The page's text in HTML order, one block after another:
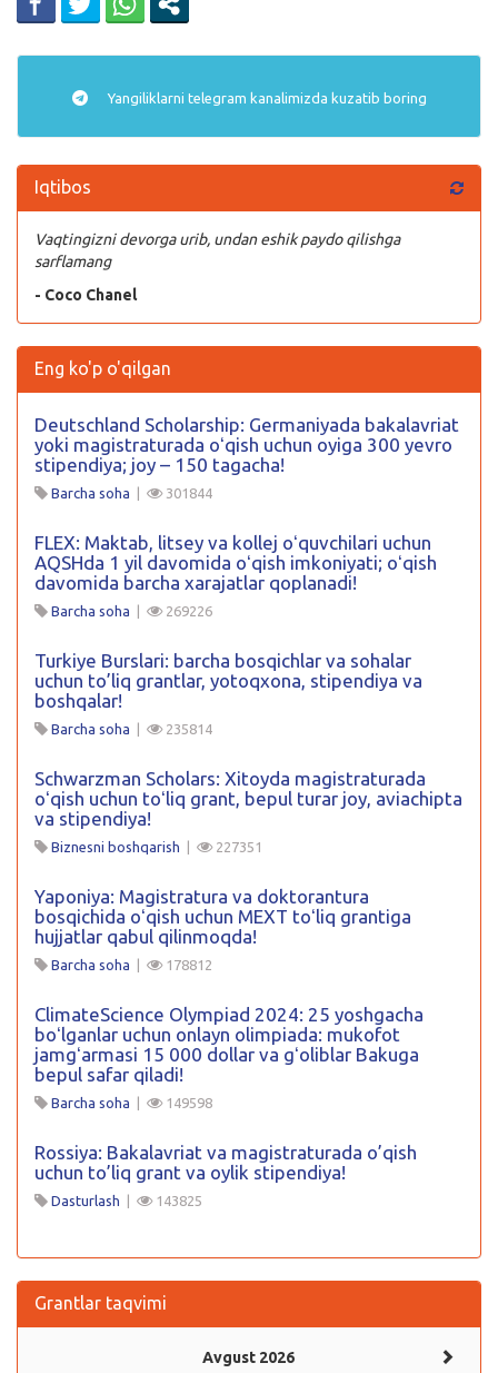
Yangiliklarni telegram kanalimizda kuzatib boring
Iqtibos
Vaqtingizni devorga urib, undan eshik paydo qilishga
sarflamang
- Coco Chanel
Eng ko'p o'qilgan
Deutschland Scholarship: Germaniyada bakalavriat
yoki magistraturada oʻqish uchun oyiga 300 yevro
stipendiya; joy – 150 tagacha!
Barcha soha | 301844
FLEX: Maktab, litsey va kollej oʻquvchilari uchun
AQSHda 1 yil davomida oʻqish imkoniyati; oʻqish
davomida barcha xarajatlar qoplanadi!
Barcha soha | 269226
Turkiye Burslari: barcha bosqichlar va sohalar
uchun to’liq grantlar, yotoqxona, stipendiya va
boshqalar!
Barcha soha | 235814
Schwarzman Scholars: Xitoyda magistraturada
oʻqish uchun toʻliq grant, bepul turar joy, aviachipta
va stipendiya!
Biznesni boshqarish | 227351
Yaponiya: Magistratura va doktorantura
bosqichida oʻqish uchun MEXT toʻliq grantiga
hujjatlar qabul qilinmoqda!
Barcha soha | 178812
ClimateScience Olympiad 2024: 25 yoshgacha
boʻlganlar uchun onlayn olimpiada: mukofot
jamgʻarmasi 15 000 dollar va gʻoliblar Bakuga
bepul safar qiladi!
Barcha soha | 149598
Rossiya: Bakalavriat va magistraturada o’qish
uchun to’liq grant va oylik stipendiya!
Dasturlash | 143825
Grantlar taqvimi
Avgust 2026